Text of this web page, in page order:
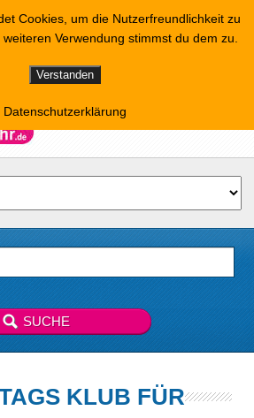
KLUB FÜR
Cookies, um die Nutzerfreundlichkeit zu
Verwendung stimmst du dem zu.
Verstanden
Datenschutzerklärung